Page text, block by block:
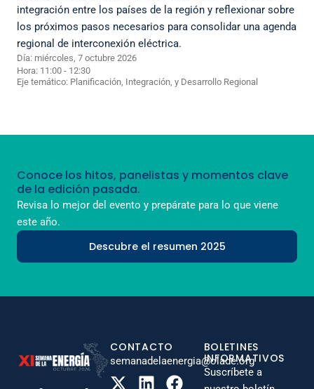
integración entre los países de la región y reflexionar sobre
los próximos pasos necesarios para consolidar una agenda
regional de interconexión eléctrica.
Día: miércoles, 7 octubre 2026
Hora: 11:00 - 12:30
Eje temático: Planificación, Integración, y Desarrollo Regional
Conoce los hitos, panelistas y momentos clave
de la edición pasada.
Revisa lo mejor del evento y prepárate para lo que viene
este año.
Descubre el resumen 2025
CONTACTO
semanadelaenergia@olade.org
BOLETINES
INFORMATIVOS
Suscríbete a